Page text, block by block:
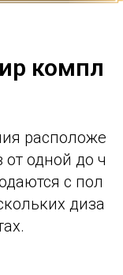
компл
расположе
одной до ч
с пол
диза